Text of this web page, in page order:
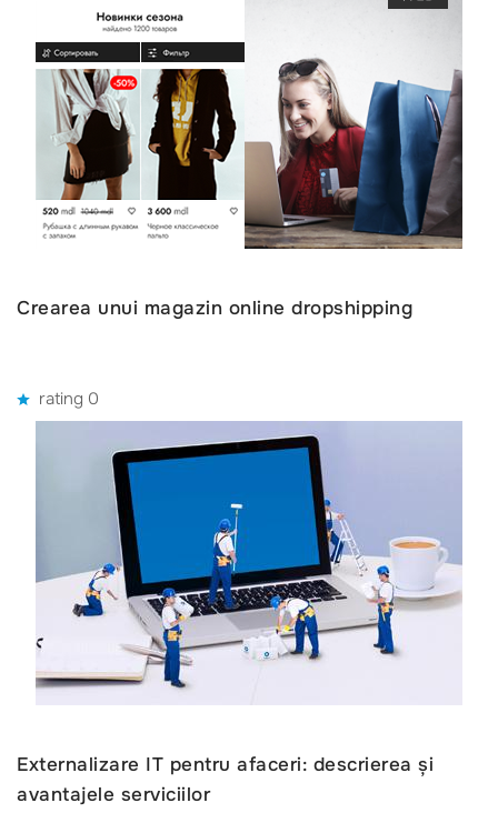
Crearea unui magazin online dropshipping
rating 0
Externalizare IT pentru afaceri: descrierea și
avantajele serviciilor